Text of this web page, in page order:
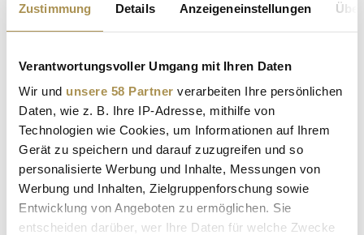
Zustimmung Details Anzeigeneinstellungen
Verantwortungsvoller Umgang mit Ihren Daten
Wir und unsere 58 Partner verarbeiten Ihre persönlichen
Daten, wie z. B. Ihre IP-Adresse, mithilfe von
Technologien wie Cookies, um Informationen auf Ihrem
Gerät zu speichern und darauf zuzugreifen und so
personalisierte Werbung und Inhalte, Messungen von
Werbung und Inhalten, Zielgruppenforschung sowie
Entwicklung von Angeboten zu ermöglichen. Sie
entscheiden darüber, wer Ihre Daten für welche Zwecke
der Branche in Frankfurt, erlebt seit dem Umzug nach
München 2021 eine heikle Transformation. Aus der
klassischen Autoshow wurde ein Festival der Mobilität – mit
gemischtem Erfolg. Nach zwei schwierigen Anläufen setzt der
Verband der...
MINI mit zwei Weltpremieren bei der IAA Mobility
2025